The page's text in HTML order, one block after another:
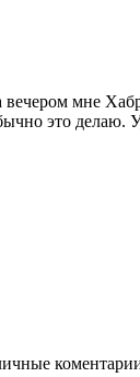
мне
это делаю.